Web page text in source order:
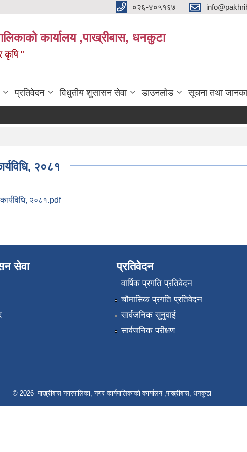
०२६-४०५१६७
कार्यालय ,पाख्रीबास, धनकुटा
कृषि "
प्रतिवेदन विधुतीय शुसासन सेवा डाउनलोड सूचना तथा
२०८१
२०८१.pdf
सेवा प्रतिवेदन
वार्षिक प्रगति प्रतिवेदन
चौमासिक प्रगति प्रतिवेदन
सार्वजनिक सुनुवाई
सार्वजनिक परीक्षण
© 2026 पाख्रीबास नगरपालिका, नगर कार्यपालिकाको कार्यालय ,पाख्रीबास, धनकुटा